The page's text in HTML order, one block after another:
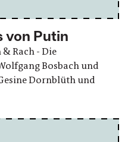
von Putin
& Rach - Die
Bosbach und
Dornblüth und